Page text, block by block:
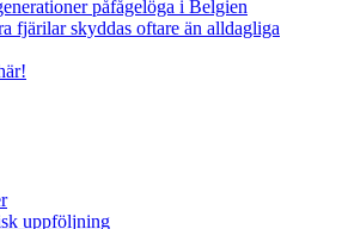
påfågelöga i Belgien
fjärilar skyddas oftare än alldagliga
uppföljning